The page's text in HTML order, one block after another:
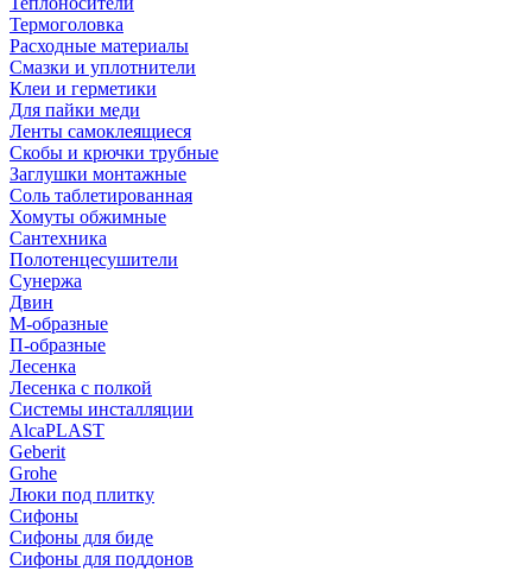
Термоголовка
Расходные материалы
Смазки и уплотнители
Клеи и герметики
Для пайки меди
Ленты самоклеящиеся
Скобы и крючки трубные
Заглушки монтажные
Соль таблетированная
Хомуты обжимные
Сантехника
Полотенцесушители
Сунержа
Двин
М-образные
П-образные
Лесенка
Лесенка с полкой
Системы инсталляции
AlcaPLAST
Geberit
Grohe
Люки под плитку
Сифоны
Сифoны для биде
Сифoны для поддонов